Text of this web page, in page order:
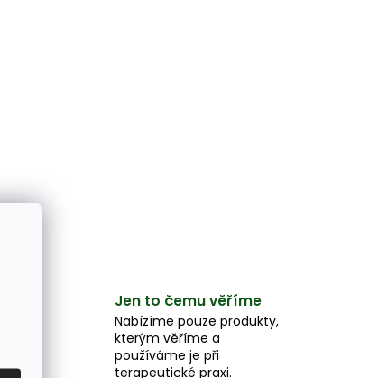
Jen to čemu věříme
Nabízíme pouze produkty,
kterým věříme a
používáme je při
terapeutické praxi.